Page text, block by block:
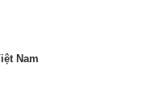
Nam